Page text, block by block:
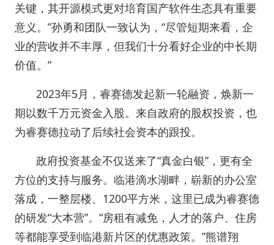
关键，其开源模式更对培育国产软件生态具有重要
意义。”孙勇和团队一致认为，“尽管短期来看，企
业的营收并不丰厚，但我们十分看好企业的中长期
价值。”
2023年5月，睿赛德发起新一轮融资，焕新一
期以数千万元资金入股。来自政府的股权投资，也
为睿赛德拉动了后续社会资本的跟投。
政府投资基金不仅送来了“真金白银”，更有全
方位的支持与服务。临港滴水湖畔，崭新的办公室
落成，一整层楼、1200平方米，这里已成为睿赛德
的研发“大本营”。“房租有减免，人才的落户、住房
等都能享受到临港新片区的优惠政策。”熊谱翔